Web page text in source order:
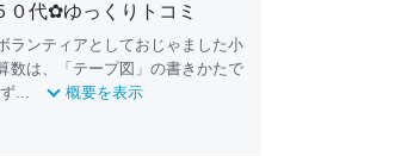
０代✿ゆっくりトコミ
ランティアとしておじゃました小
数は、「テープ図」の書きかたで
...
概要を表示